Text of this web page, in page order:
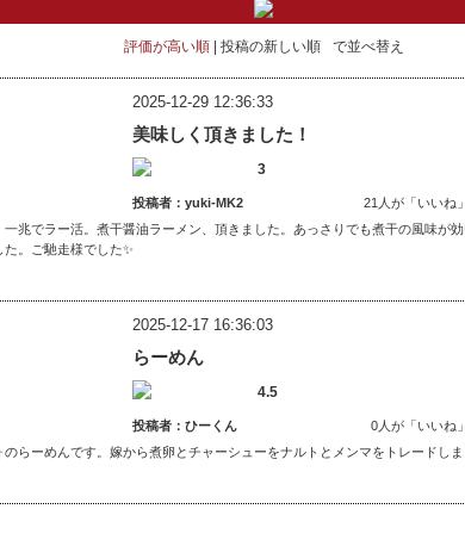
評価が高い順 投稿の新しい順 で並べ替え
2025-12-29 12:36:33
美味しく頂きました！
3
投稿者：yuki-MK2
21人が「いいね
一兆でラー活。煮干醤油ラーメン、頂きました。あっさりでも煮干の風味が
た。ご馳走様でした✨
2025-12-17 16:36:03
らーめん
4.5
投稿者：ひーくん
0人が「いいね
のらーめんです。嫁から煮卵とチャーシューをナルトとメンマをトレードしま